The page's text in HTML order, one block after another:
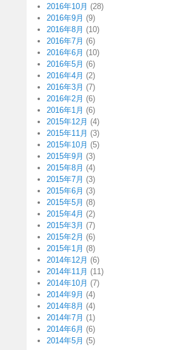
2016年10月 (28)
2016年9月 (9)
2016年8月 (10)
2016年7月 (6)
2016年6月 (10)
2016年5月 (6)
2016年4月 (2)
2016年3月 (7)
2016年2月 (6)
2016年1月 (6)
2015年12月 (4)
2015年11月 (3)
2015年10月 (5)
2015年9月 (3)
2015年8月 (4)
2015年7月 (3)
2015年6月 (3)
2015年5月 (8)
2015年4月 (2)
2015年3月 (7)
2015年2月 (6)
2015年1月 (8)
2014年12月 (6)
2014年11月 (11)
2014年10月 (7)
2014年9月 (4)
2014年8月 (4)
2014年7月 (1)
2014年6月 (6)
2014年5月 (5)